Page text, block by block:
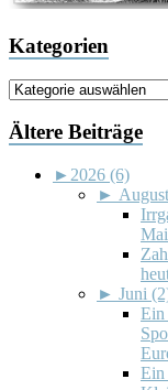
Kategorien
Kategorien
Ältere Beiträge
► 2026 (6)
►
► Juni
Ein
Ein